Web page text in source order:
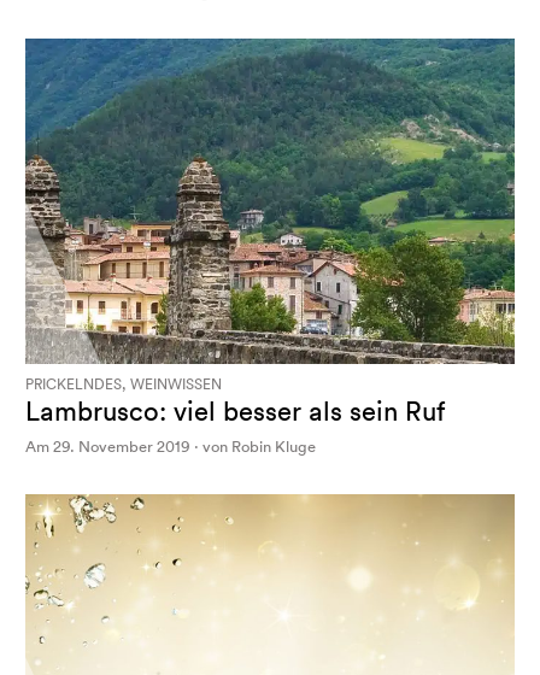
PRICKELNDES, WEINWISSEN
Lambrusco: viel besser als sein Ruf
Am 29. November 2019 · von Robin Kluge